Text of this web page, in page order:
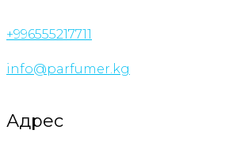
+996555217711
info@parfumer.kg
Адрес